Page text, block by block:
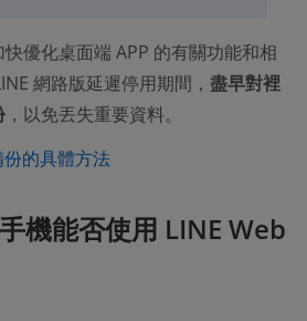
優化桌面端 APP 的有關功能和相
網路版延遲停用期間， 盡早對裡
，以免丟失重要資料。
份的具體方法
手機能否使用 LINE Web